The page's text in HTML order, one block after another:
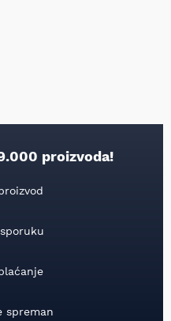
proizvoda!
spreman